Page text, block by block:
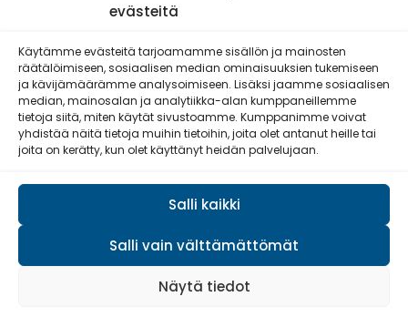
evästeitä
Käytämme evästeitä tarjoamamme sisällön ja mainosten
räätälöimiseen, sosiaalisen median ominaisuuksien tukemiseen
ja kävijämäärämme analysoimiseen. Lisäksi jaamme sosiaalisen
median, mainosalan ja analytiikka-alan kumppaneillemme
tietoja siitä, miten käytät sivustoamme. Kumppanimme voivat
yhdistää näitä tietoja muihin tietoihin, joita olet antanut heille tai
joita on kerätty, kun olet käyttänyt heidän palvelujaan.
Salli kaikki
Salli vain välttämättömät
Näytä tiedot
Etelä-Pohjanmaan Reserviläisnaiset
ry